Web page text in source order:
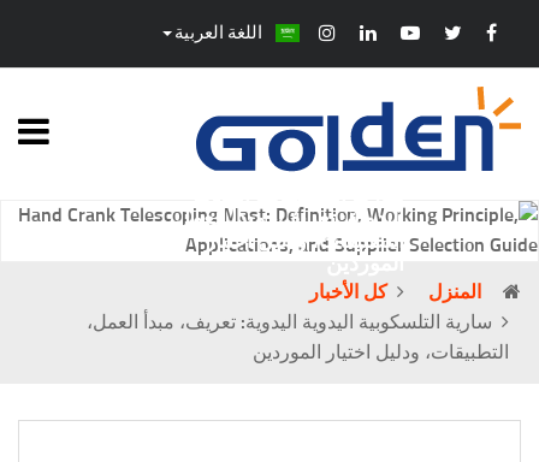
اللغة العربية
اليدوية: تعريف، مبدأ العمل،
التطبيقات، ودليل اختيار
المنزل
كل الأخبار
سارية التلسكوبية اليدوية اليدوية: تعريف، مبدأ العمل،
التطبيقات، ودليل اختيار الموردين